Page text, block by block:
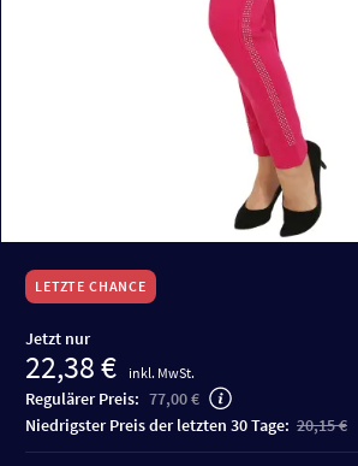
LETZTE CHANCE
Jetzt nur
22,38 € inkl. MwSt.
Regulärer Preis: 77,00 €
niedrigster Preis der letzten 30 Tage: 20,15 €